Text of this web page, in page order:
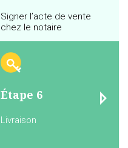
Signer l’acte de vente
chez le notaire
Étape 6
Livraison